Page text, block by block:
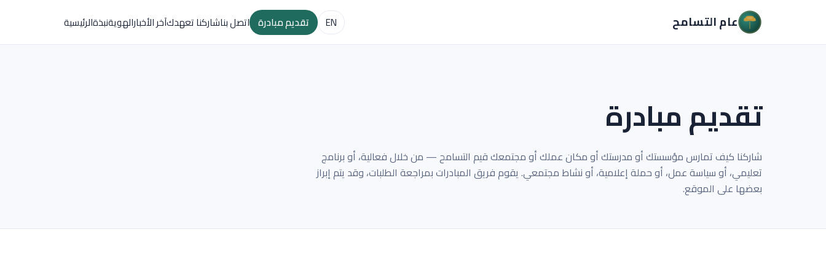
عام التسامح الرئيسيةنبذةالهويةآخر الأخبارشاركنا تعهدكاتصل بنا تقديم مبادرة EN
تقديم مبادرة
شاركنا كيف تمارس مؤسستك أو مدرستك أو مكان عملك أو مجتمعك قيم التسامح — من خلال فعالية، أو برنامج
تعليمي، أو سياسة عمل، أو حملة إعلامية، أو نشاط مجتمعي. يقوم فريق المبادرات بمراجعة الطلبات، وقد يتم إبراز
بعضها على الموقع.